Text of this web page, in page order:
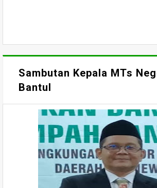
Sambutan Kepala MTs
Bantul